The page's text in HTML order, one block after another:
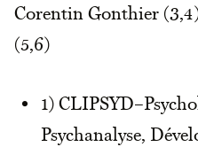
Corentin Gonthier
(5,6)
1)
Psychanalyse,